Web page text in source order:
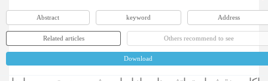
Abstract keyword Address
Related articles Others recommend to see
Download